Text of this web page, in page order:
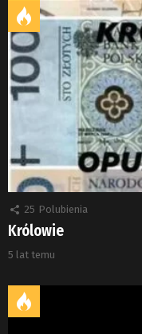
25 Polubienia
Królowie
5 lat temu